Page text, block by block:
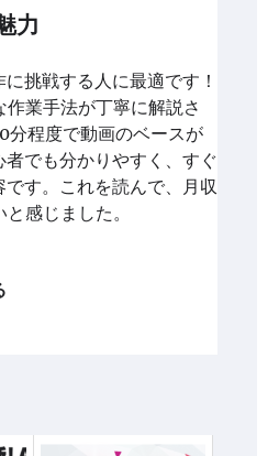
力
挑戦する人に最適です！
業手法が丁寧に解説さ
分程度で動画のベースが
でも分かりやすく、すぐ
す。これを読んで、月収
感じました。